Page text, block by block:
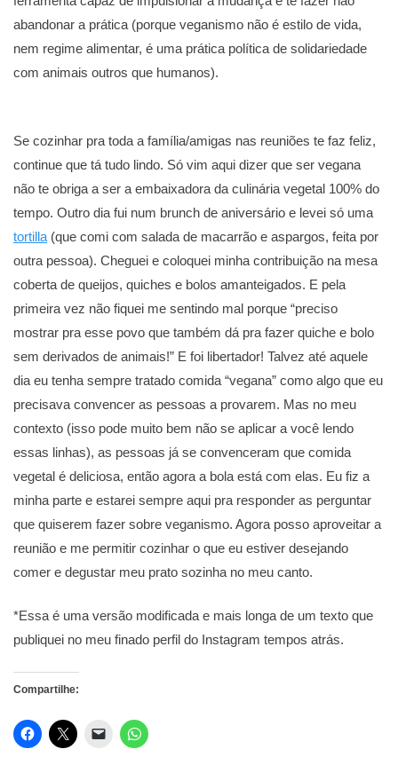
abandonar a prática (porque veganismo não é estilo de vida,
nem regime alimentar, é uma prática política de solidariedade
com animais outros que humanos).
Se cozinhar pra toda a família/amigas nas reuniões te faz feliz,
continue que tá tudo lindo. Só vim aqui dizer que ser vegana
não te obriga a ser a embaixadora da culinária vegetal 100% do
tempo. Outro dia fui num brunch de aniversário e levei só uma
tortilla (que comi com salada de macarrão e aspargos, feita por
outra pessoa). Cheguei e coloquei minha contribuição na mesa
coberta de queijos, quiches e bolos amanteigados. E pela
primeira vez não fiquei me sentindo mal porque “preciso
mostrar pra esse povo que também dá pra fazer quiche e bolo
sem derivados de animais!” E foi libertador! Talvez até aquele
dia eu tenha sempre tratado comida “vegana” como algo que eu
precisava convencer as pessoas a provarem. Mas no meu
contexto (isso pode muito bem não se aplicar a você lendo
essas linhas), as pessoas já se convenceram que comida
vegetal é deliciosa, então agora a bola está com elas. Eu fiz a
minha parte e estarei sempre aqui pra responder as perguntar
que quiserem fazer sobre veganismo. Agora posso aproveitar a
reunião e me permitir cozinhar o que eu estiver desejando
comer e degustar meu prato sozinha no meu canto.
*Essa é uma versão modificada e mais longa de um texto que
publiquei no meu finado perfil do Instagram tempos atrás.
Compartilhe: